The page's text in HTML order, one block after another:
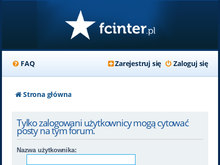
FAQ Zaloguj się
Zarejestruj się
Strona główna
Tylko zalogowani użytkownicy mogą cytować
posty na tym forum.
Nazwa użytkownika: